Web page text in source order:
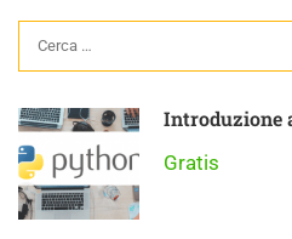
Introduzione
Gratis